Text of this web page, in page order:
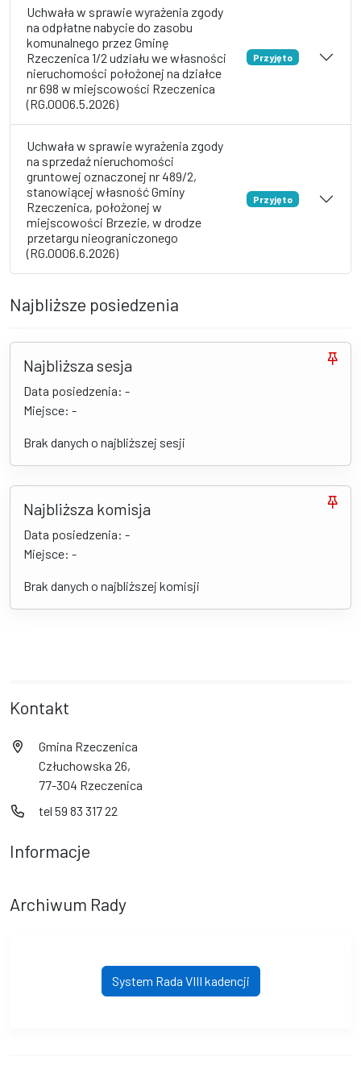
Uchwała w sprawie wyrażenia zgody
na odpłatne nabycie do zasobu
komunalnego przez Gminę
Rzeczenica 1/2 udziału we własności
nieruchomości położonej na działce
nr 698 w miejscowości Rzeczenica
(RG.0006.5.2026)
Przyjęto
Uchwała w sprawie wyrażenia zgody
na sprzedaż nieruchomości
gruntowej oznaczonej nr 489/2,
stanowiącej własność Gminy
Rzeczenica, położonej w
miejscowości Brzezie, w drodze
przetargu nieograniczonego
(RG.0006.6.2026)
Przyjęto
Najbliższe posiedzenia
Najbliższa sesja
Data posiedzenia: -
Miejsce: -
Brak danych o najbliższej sesji
Najbliższa komisja
Data posiedzenia: -
Miejsce: -
Brak danych o najbliższej komisji
Kontakt
Gmina Rzeczenica
Człuchowska 26,
77-304 Rzeczenica
tel 59 83 317 22
Informacje
Archiwum Rady
System Rada VIII kadencji